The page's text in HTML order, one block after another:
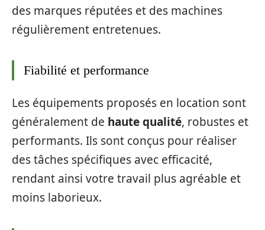
des marques réputées et des machines
régulièrement entretenues.
Fiabilité et performance
Les équipements proposés en location sont
généralement de haute qualité, robustes et
performants. Ils sont conçus pour réaliser
des tâches spécifiques avec efficacité,
rendant ainsi votre travail plus agréable et
moins laborieux.